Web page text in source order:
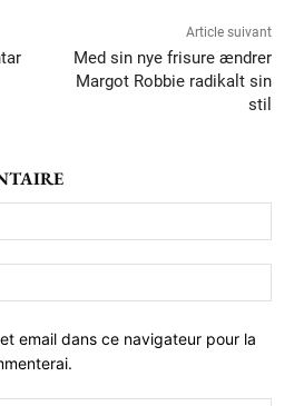
Article suivant
Med sin nye frisure ændrer
Margot Robbie radikalt sin
stil
:*
:*
email dans ce navigateur pour la